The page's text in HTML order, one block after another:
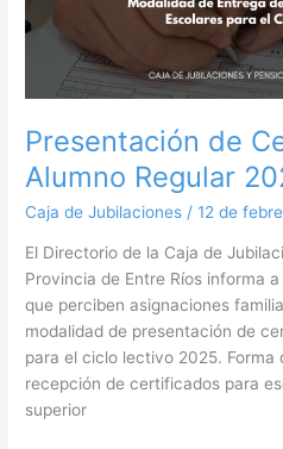
Presentación de
Alumno Regular
Caja de Jubilaciones /12 de
El Directorio de la Caja de
Provincia de Entre Ríos informa
que perciben asignaciones
modalidad de presentación de
para el ciclo lectivo 2025. Forma
recepción de certificados para
superior
de
Alumno
Regular